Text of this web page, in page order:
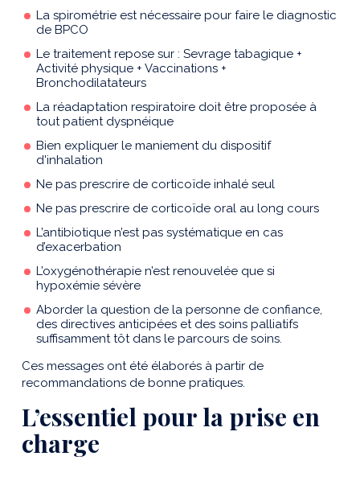
La spirométrie est nécessaire pour faire le diagnostic
de BPCO
Le traitement repose sur : Sevrage tabagique +
Activité physique + Vaccinations +
Bronchodilatateurs
La réadaptation respiratoire doit être proposée à
tout patient dyspnéique
Bien expliquer le maniement du dispositif
d'inhalation
Ne pas prescrire de corticoïde inhalé seul
Ne pas prescrire de corticoïde oral au long cours
L’antibiotique n’est pas systématique en cas
d’exacerbation
L’oxygénothérapie n’est renouvelée que si
hypoxémie sévère
Aborder la question de la personne de confiance,
des directives anticipées et des soins palliatifs
suffisamment tôt dans le parcours de soins.
Ces messages ont été élaborés à partir de
recommandations de bonne pratiques.
L’essentiel pour la prise en
charge